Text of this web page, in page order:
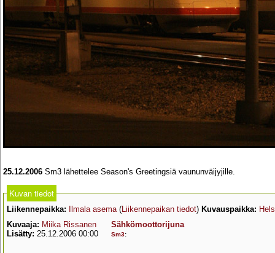
25.12.2006 Sm3 lähettelee Season's Greetingsiä vaununväijyjille.
Kuvan tiedot
Liikennepaikka: Ilmala asema(Liikennepaikan tiedot) Kuvauspaikka:
Kuvaaja: Miika Rissanen
Lisätty: 25.12.2006 00:00
Sähkömoottorijuna
Sm3: